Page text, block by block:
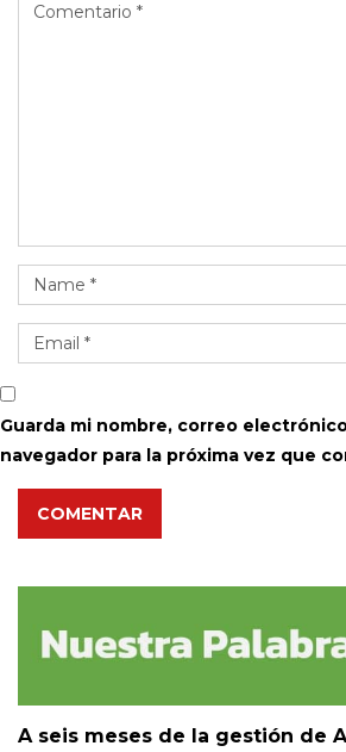
Guarda mi nombre, correo
navegador para la próxima vez que
COMENTAR
A seis meses de la gestión de